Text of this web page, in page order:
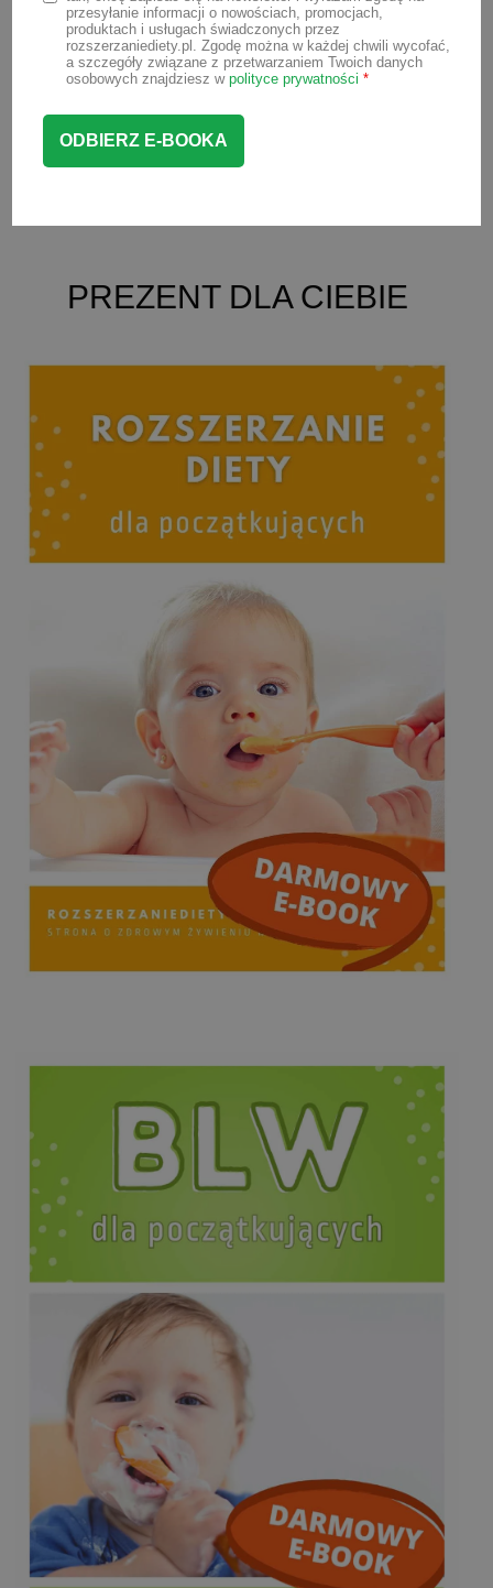
czasie rozszerzania diety w ramach np.
podwieczorku. Świetnie się sprawdzą
jako przekąska na wynos, na spacerze,
PREZENT DLA CIEBIE
przesyłanie informacji o nowościach, promocjach,
produktach i usługach świadczonych przez
rozszerzaniediety.pl. Zgodę można w każdej chwili wycofać,
a szczegóły związane z przetwarzaniem Twoich danych
osobowych znajdziesz w polityce prywatności *